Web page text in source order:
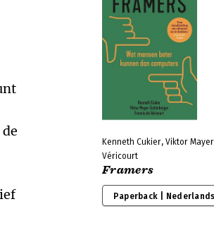
Kenneth Cukier, Viktor
Véricourt
Framers
Paperback | Nederlands